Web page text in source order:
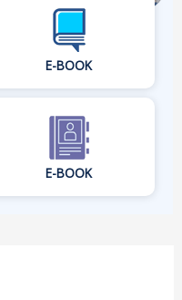
E-BOOK
E-BOOK